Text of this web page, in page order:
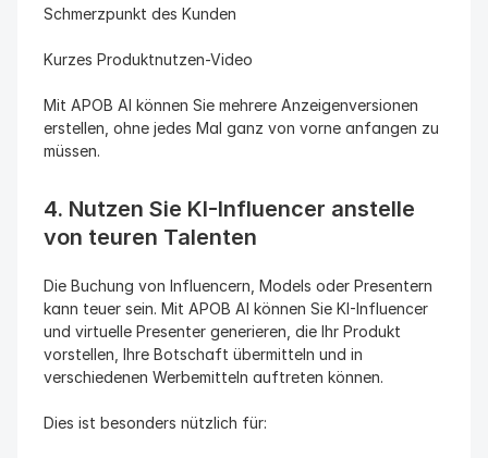
Schmerzpunkt des Kunden
Kurzes Produktnutzen-Video
Mit APOB AI können Sie mehrere Anzeigenversionen
erstellen, ohne jedes Mal ganz von vorne anfangen zu
müssen.
4. Nutzen Sie KI-Influencer anstelle
von teuren Talenten
Die Buchung von Influencern, Models oder Presentern
kann teuer sein. Mit APOB AI können Sie KI-Influencer
und virtuelle Presenter generieren, die Ihr Produkt
vorstellen, Ihre Botschaft übermitteln und in
verschiedenen Werbemitteln auftreten können.
Dies ist besonders nützlich für: